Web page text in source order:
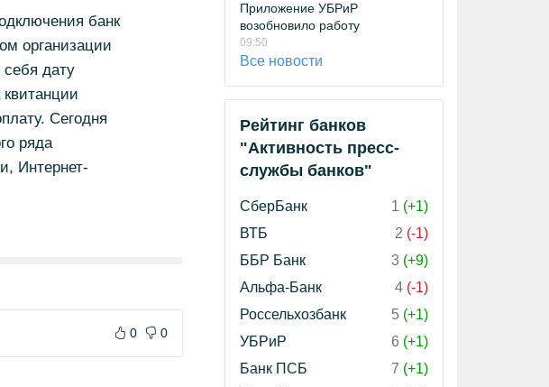
банк
организации
себя дату
Сегодня
ряда
Интернет-
0 0
Приложение УБРиР
возобновило работу
09:50
Все новости
Рейтинг банков
"Активность пресс-
службы банков"
СберБанк 1 (+1)
ВТБ
2 (-1)
ББР Банк
3 (+9)
Альфа-Банк
4 (-1)
Россельхозбанк
5 (+1)
УБРиР
6 (+1)
Банк ПСБ
7 (+1)